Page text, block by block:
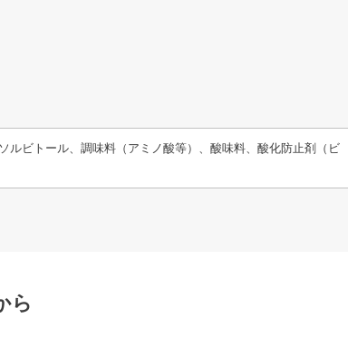
ルビトール、調味料（アミノ酸等）、酸味料、酸化防止剤（ビ
ら